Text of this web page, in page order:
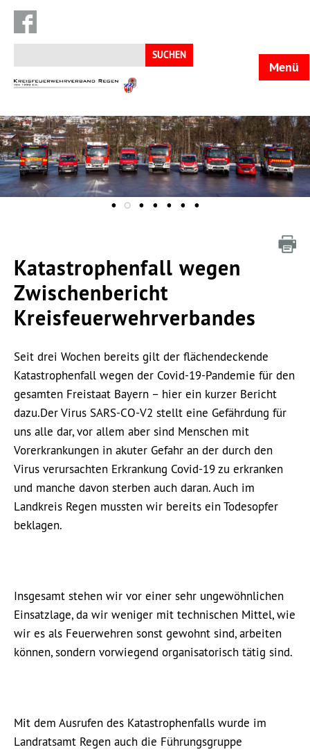
Suchen
nach:
KFV
Menü
Katastrophenfall wegen
Zwischenbericht
Kreisfeuerwehrverbandes
Seit drei Wochen bereits gilt der flächendeckende
Katastrophenfall wegen der Covid-19-Pandemie für den
gesamten Freistaat Bayern – hier ein kurzer Bericht
dazu.Der Virus SARS-CO-V2 stellt eine Gefährdung für
uns alle dar, vor allem aber sind Menschen mit
Vorerkrankungen in akuter Gefahr an der durch den
Virus verursachten Erkrankung Covid-19 zu erkranken
und manche davon sterben auch daran. Auch im
Landkreis Regen mussten wir bereits ein Todesopfer
beklagen.
Insgesamt stehen wir vor einer sehr ungewöhnlichen
Einsatzlage, da wir weniger mit technischen Mittel, wie
wir es als Feuerwehren sonst gewohnt sind, arbeiten
können, sondern vorwiegend organisatorisch tätig sind.
Mit dem Ausrufen des Katastrophenfalls wurde im
Landratsamt Regen auch die Führungsgruppe